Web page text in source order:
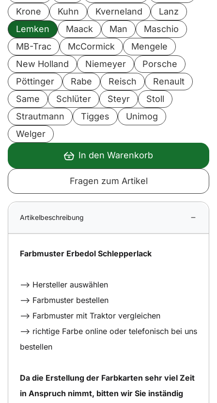
Krone
Kuhn Kverneland
Lanz
Lemken
Maack Man
Maschio
MB-Trac
McCormick
Mengele
New Holland
Niemeyer
Porsche
Pöttinger
Rabe Reisch
Renault
Same
Schlüter Steyr
Stoll
Strautmann
Tigges
Unimog
Welger
In den Warenkorb
Fragen zum Artikel
Artikelbeschreibung
Farbmuster Erbedol Schlepperlack
--> Hersteller auswählen
--> Farbmuster bestellen
--> Farbmuster mit Traktor vergleichen
--> richtige Farbe online oder telefonisch bei uns
bestellen
Da die Erstellung der Farbkarten sehr viel Zeit
in Anspruch nimmt, bitten wir Sie inständig